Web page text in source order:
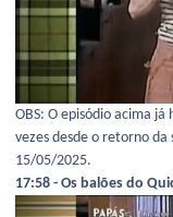
OBS: O episódio acima
vezes desde o retorno
15/05/2025.
17:58 - Os balões do